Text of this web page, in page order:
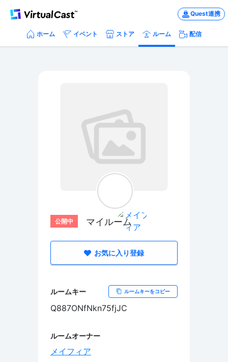
Quest連携
ホーム イベント ストア ルーム 配信
公開中 マイルーム
お気に入り登録
ルームキー ルームキーをコピー
Q887ONfNkn75fjJC
ルームオーナー
メイフィア